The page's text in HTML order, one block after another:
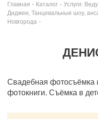
Главная - Каталог - Услуги:
Диджеи, Танцевальные шоу,
Новгорода -
Свадебная фотосъёмка
фотокниги. Съёмка в